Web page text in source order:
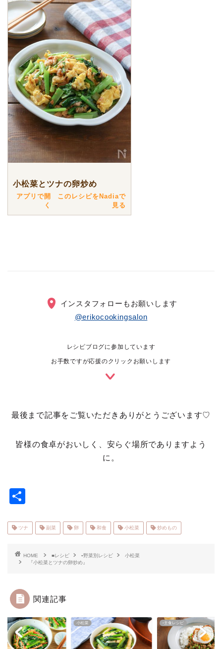
小松菜とツナの卵炒め
アプリで開
く
このレシピをNadiaで
見る
インスタフォローもお願いします
@erikocookingsalon
レシピブログに参加しています
お手数ですが応援のクリックお願いします
最後まで記事をご覧いただきありがとうございます♡
皆様の食卓がおいしく、安らぐ場所でありますよう
に。
ツナ 副菜 卵 和食 小松菜 炒めもの
HOME ■レシピ ▪野菜別レシピ
小松菜
『小松菜とツナの卵炒め』
関連記事
小松菜 ▪主食レシピ